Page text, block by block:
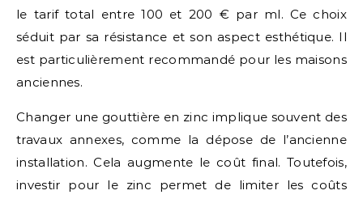
le tarif total entre 100 et 200 € par ml. Ce choix
séduit par sa résistance et son aspect esthétique. Il
est particulièrement recommandé pour les maisons
anciennes.
Changer une gouttière en zinc implique souvent des
travaux annexes, comme la dépose de l’ancienne
installation. Cela augmente le coût final. Toutefois,
investir pour le zinc permet de limiter les coûts